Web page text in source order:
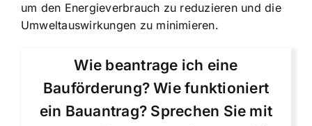
um den Energieverbrauch zu reduzieren und die
Umweltauswirkungen zu minimieren.
Wie beantrage ich eine
Bauförderung? Wie funktioniert
ein Bauantrag? Sprechen Sie mit